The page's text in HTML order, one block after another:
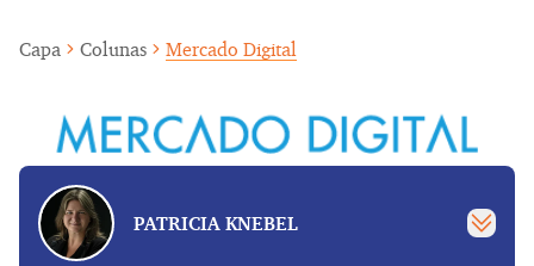
Capa Colunas Mercado Digital
PATRICIA KNEBEL